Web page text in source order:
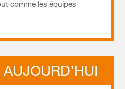
comme les équipes